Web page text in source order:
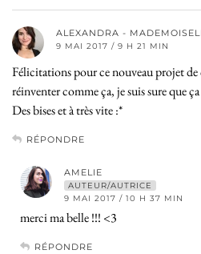
ALEXANDRA -
9 MAI 2017 / 9 H 21 MIN
Félicitations pour ce nouveau projet de
réinventer comme ça, je suis sure que
Des bises et à très vite :*
RÉPONDRE
AMELIE
AUTEUR/AUTRICE
9 MAI 2017 / 10 H 37 MIN
merci ma belle !!! <3
RÉPONDRE